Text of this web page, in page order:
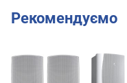
Рекомендуємо